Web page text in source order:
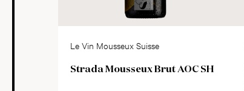
Le Vin Mousseux Suisse
Strada Mousseux Brut AOC SH